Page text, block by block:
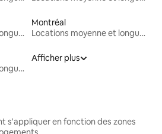
Locations moyenne et longue durée
Montréal
Locations moyenne et longue durée
Locations moyenne et longue durée
Afficher plus
s'appliquer en fonction des zones